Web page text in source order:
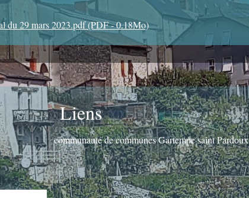
du 29 mars 2023.pdf (PDF - 0.18Mo)
Liens
communauté de communes Gartempe saint Pardoux